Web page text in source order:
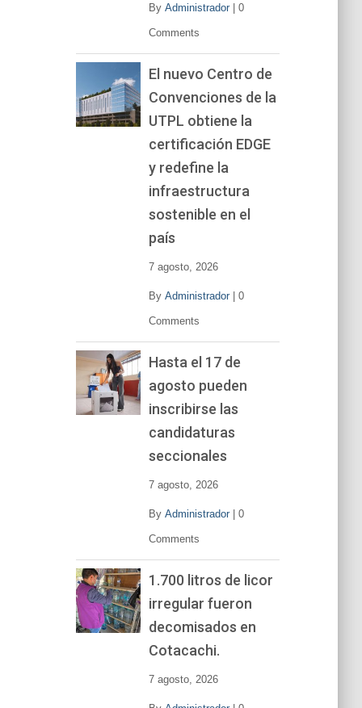
By Administrador| 0
Comments
El nuevo Centro de
Convenciones de la
UTPL obtiene la
certificación EDGE
y redefine la
infraestructura
sostenible en el
país
7 agosto, 2026
By Administrador| 0
Comments
Hasta el 17 de
agosto pueden
inscribirse las
candidaturas
seccionales
7 agosto, 2026
By Administrador| 0
Comments
1.700 litros de licor
irregular fueron
decomisados en
Cotacachi.
7 agosto, 2026